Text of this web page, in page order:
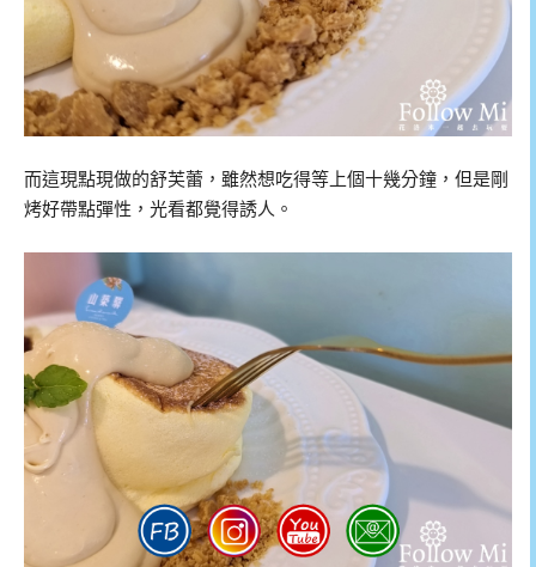
而這現點現做的舒芙蕾，雖然想吃得等上個十幾分鐘，但是剛
烤好帶點彈性，光看都覺得誘人。